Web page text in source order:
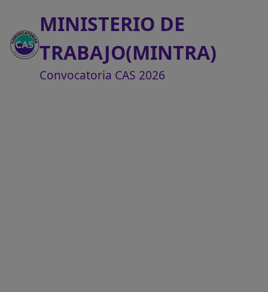
MINISTERIO DE
TRABAJO(MINTRA)
Convocatoria CAS 2026